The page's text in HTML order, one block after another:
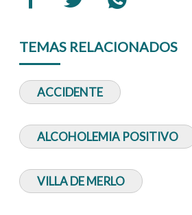
TEMAS RELACIONADOS
ACCIDENTE
ALCOHOLEMIA POSITIVO
VILLA DE MERLO